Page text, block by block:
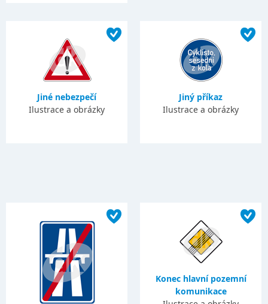
Jiné nebezpečí
Ilustrace a obrázky
Jiný příkaz
Ilustrace a obrázky
Konec hlavní pozemní
komunikace